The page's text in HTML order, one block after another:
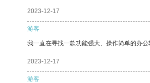
2023-12-17
游客
我一直在寻找一款功能强大、操作简单的办
2023-12-17
游客